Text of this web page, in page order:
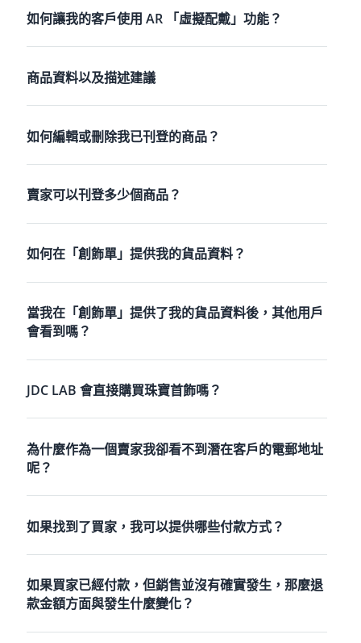
如何讓我的客戶使用 AR 「虛擬配戴」功能？
商品資料以及描述建議
如何編輯或刪除我已刊登的商品？
賣家可以刊登多少個商品？
如何在「創飾單」提供我的貨品資料？
當我在「創飾單」提供了我的貨品資料後，其他用戶
會看到嗎？
JDC LAB 會直接購買珠寶首飾嗎？
為什麼作為一個賣家我卻看不到潛在客戶的電郵地址
呢？
如果找到了買家，我可以提供哪些付款方式？
如果買家已經付款，但銷售並沒有確實發生，那麼退
款金額方面與發生什麼變化？